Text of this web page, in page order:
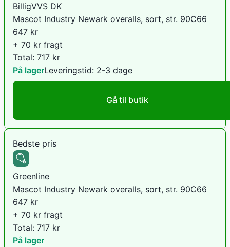
BilligVVS DK
Mascot Industry Newark overalls, sort, str. 90C66
647 kr
+ 70 kr fragt
Total: 717 kr
På lagerLeveringstid: 2-3 dage
Gå til butik
Bedste pris
Greenline
Mascot Industry Newark overalls, sort, str. 90C66
647 kr
+ 70 kr fragt
Total: 717 kr
På lager